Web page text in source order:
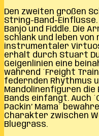
Den zweiten großen
String-Band-Einflüsse.
Banjo und Fiddle. Die
schlank und leben
instrumentaler
erhält durch Stuart
Geigenlinien eine
während ´Freight
federnden Rhythmus
Mandolinenfiguren
Bands einfängt. Auch
Packin’ Mama´
Charakter zwischen
Bluegrass.